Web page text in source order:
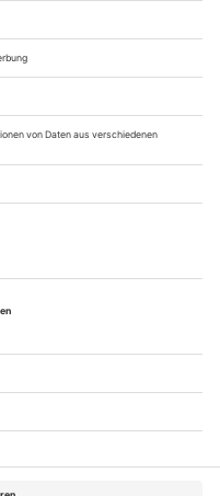
Libretti
eigentlich wollte er
bekannt geworden
genauso abendfüllend
Konrad
nun einen
mit «Opernwelt»
Newsletter